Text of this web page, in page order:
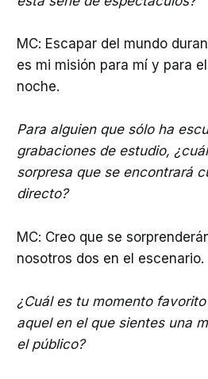
MC: Escapar del mundo
es mi misión para mí y para
noche.
Para alguien que sólo ha
grabaciones de estudio,
sorpresa que se encontrará
directo?
MC: Creo que se
nosotros dos en el escenario.
¿Cuál es tu momento
aquel en el que sientes una
el público?